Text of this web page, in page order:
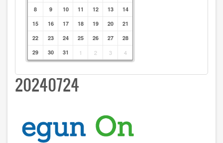
8
9 10 11 12 13
14
15
16 17 18 19 20
21
22
23 24 25 26 27
28
29
30 31 1 2 3 4
20240724